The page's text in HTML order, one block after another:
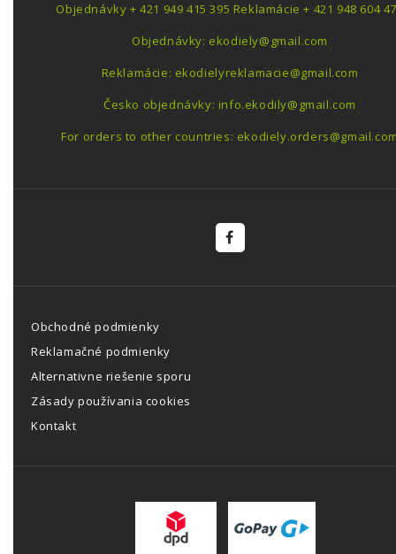
Objednávky + 421 949 415 395 Reklamácie + 421 948 604
Objednávky: ekodiely@gmail.com
Reklamácie: ekodielyreklamacie@gmail.com
Česko objednávky: info.ekodily@gmail.com
For orders to other countries:
Obchodné podmienky
Reklamačné podmienky
Alternativne riešenie sporu
Zásady používania cookies
Kontakt